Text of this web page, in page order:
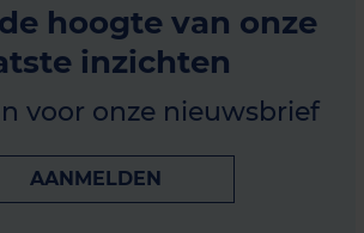
hoogte van onze
inzichten
voor onze nieuwsbrief
AANMELDEN